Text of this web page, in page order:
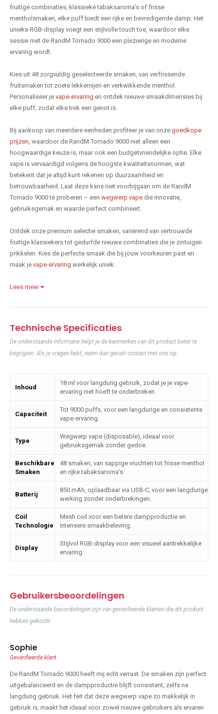
fruitige combinaties, klassieke tabaksaroma's of frisse
mentholsmaken, elke puff biedt een rijke en bevredigende damp. Het
unieke RGB-display voegt een stijlvolle touch toe, waardoor elke
sessie met de RandM Tornado 9000 een plezierige en moderne
ervaring wordt.
Kies uit 48 zorgvuldig geselecteerde smaken, van verfrissende
fruitsmaken tot zoete lekkernijen en verkwikkende menthol.
Personaliseer je vape-ervaring en ontdek nieuwe smaakdimensies bij
elke puff, zodat elke trek een genot is.
Bij aankoop van meerdere eenheden profiteer je van onze goedkope
prijzen , waardoor de RandM Tornado 9000 niet alleen een
hoogwaardige keuze is, maar ook een budgetvriendelijke optie. Elke
vape is vervaardigd volgens de hoogste kwaliteitsnormen, wat
betekent dat je altijd kunt rekenen op duurzaamheid en
betrouwbaarheid. Laat deze kans niet voorbijgaan om de RandM
Tornado 9000 te proberen – een wegwerp vape die innovatie,
gebruiksgemak en waarde perfect combineert.
Ontdek onze premium selectie smaken, variërend van vertrouwde
fruitige klassiekers tot gedurfde nieuwe combinaties die je zintuigen
prikkelen. Kies de perfecte smaak die bij jouw voorkeuren past en
maak je vape-ervaring werkelijk uniek.
Lees meer
Technische Specificaties
De onderstaande informatie helpt je de kenmerken van dit product beter te
begrijpen. Als je vragen hebt, neem dan gerust contact met ons op.
Inhoud
18 ml voor langdurig gebruik, zodat je je vape-
ervaring niet hoeft te onderbreken.
Capaciteit
Tot 9000 puffs, voor een langdurige en consistente
vape-ervaring.
Type
Wegwerp vape (disposable), ideaal voor
gebruiksgemak zonder gedoe.
Beschikbare
Smaken
48 smaken, van sappige vruchten tot frisse menthol
en rijke tabaksaroma's.
Batterij
850 mAh, oplaadbaar via USB-C, voor een langdurige
werking zonder onderbrekingen.
Coil
Technologie
Mesh coil voor een betere dampproductie en
intensere smaakbeleving.
Display
Stijlvol RGB-display voor een visueel aantrekkelijke
ervaring.
Gebruikersbeoordelingen
De onderstaande beoordelingen zijn van geverifieerde klanten die dit product
hebben gekocht.
Sophie
Geverifieerde klant
De RandM Tornado 9000 heeft mij echt verrast. De smaken zijn perfect
uitgebalanceerd en de dampproductie blijft consistent, zelfs na
langdurig gebruik. Het feit dat deze wegwerp vape zo makkelijk in
gebruik is, maakt het ideaal voor zowel nieuwe gebruikers als ervaren